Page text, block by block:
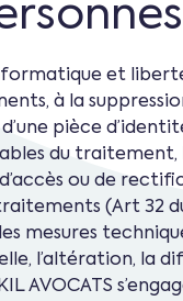
et
à la
pièce d’identité
du
ou de
(Art 32
mesures
l’altération, la
AVOCATS